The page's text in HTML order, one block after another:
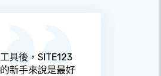
具後，SITE123
新手來說是最好